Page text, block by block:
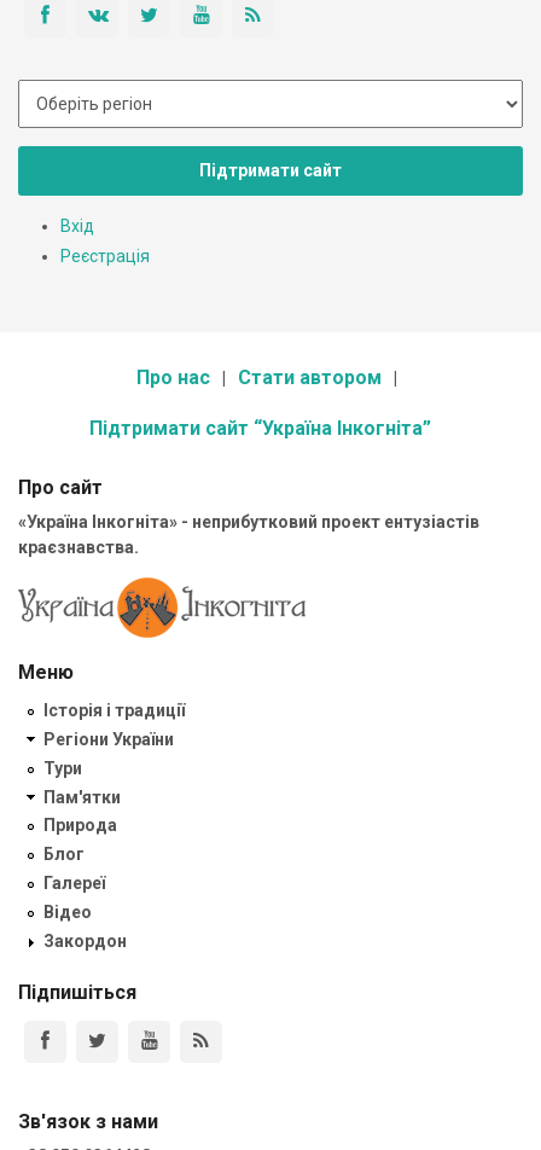
Підтримати сайт
Вхід
Реєстрація
Про нас Стати автором
Підтримати сайт “Україна Інкогніта”
Про сайт
«Україна Інкогніта» - неприбутковий проект ентузіастів
краєзнавства.
Меню
Історія і традиції
Регіони України
Тури
Пам'ятки
Природа
Блог
Галереї
Відео
Закордон
Підпишіться
Зв'язок з нами